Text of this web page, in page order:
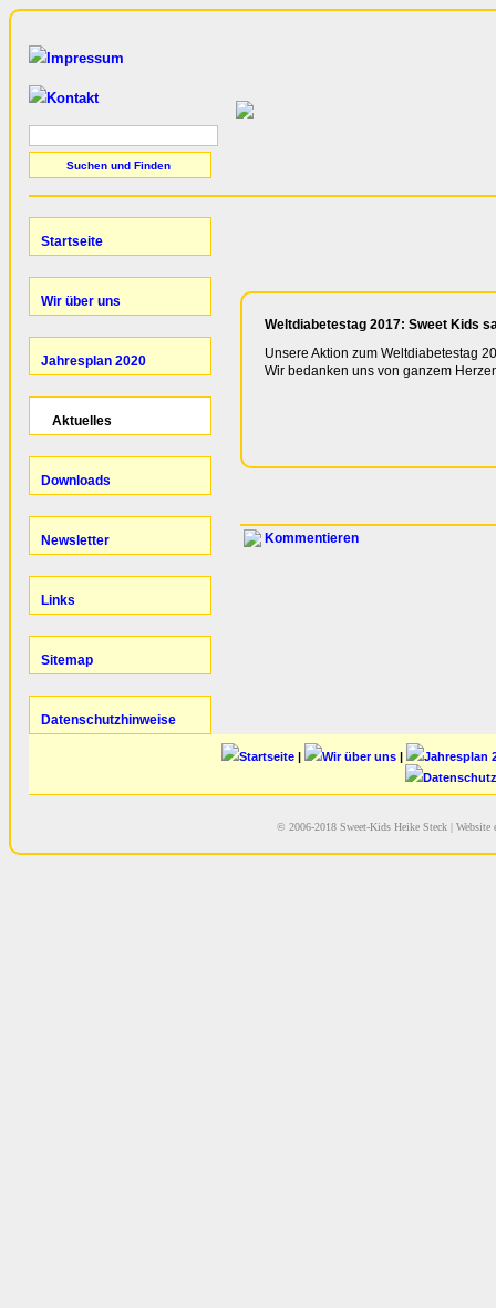
Impressum
Kontakt
Weltdiabetestag 2017: Sweet Kids
Unsere Aktion zum Weltdiabetestag
Wir bedanken uns von ganzem
Kommentieren
Startseite| Wir über uns|
Jahresplan
© 2006-2018 Sweet-Kids Heike Steck |